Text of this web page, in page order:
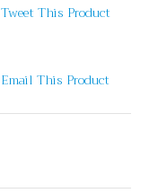
Tweet This Product
Email This Product